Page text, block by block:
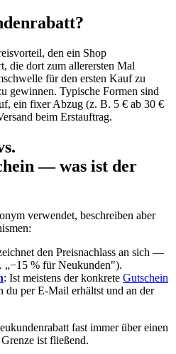
den ein Shop
die dort zum allerersten Mal
für den ersten Kauf zu
gewinnen. Typische Formen sind
ein fixer Abzug (z. B. 5 € ab 30 €
beim Erstauftrag.
— was ist der
verwendet, beschreiben aber
den Preisnachlass an sich —
„−15 % für Neukunden").
: Ist meistens der konkrete Gutschein
du per E-Mail erhältst und an der
fast immer über einen
ist fließend.